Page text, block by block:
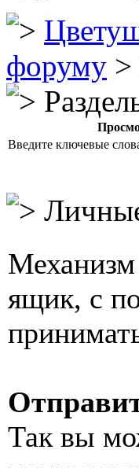
форуму
Введите ключевые
ящик, с
Так вы